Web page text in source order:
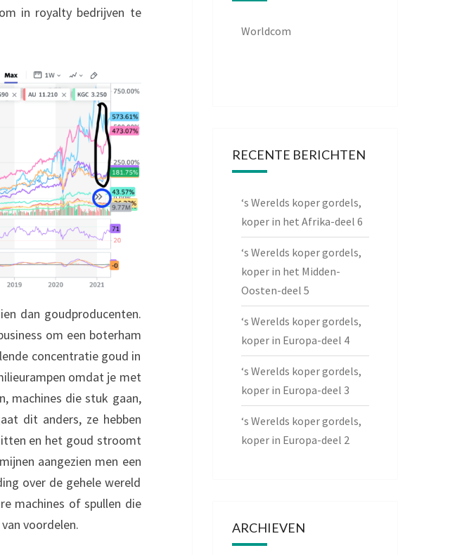
in royalty bedrijven te
dan goudproducenten.
om een boterham
concentratie goud in
omdat je met
machines die stuk gaan,
dit anders, ze hebben
en het goud stroomt
aangezien men een
over de gehele wereld
machines of spullen die
voordelen.
Worldcom
RECENTE BERICHTEN
‘s Werelds koper gordels,
koper in het Afrika-deel 6
‘s Werelds koper gordels,
koper in het Midden-
Oosten-deel 5
‘s Werelds koper gordels,
koper in Europa-deel 4
‘s Werelds koper gordels,
koper in Europa-deel 3
‘s Werelds koper gordels,
koper in Europa-deel 2
ARCHIEVEN